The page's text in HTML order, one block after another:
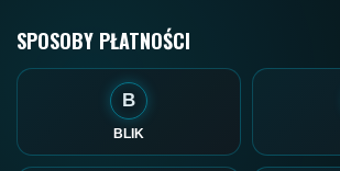
SPOSOBY PŁATNOŚCI
B
BLIK